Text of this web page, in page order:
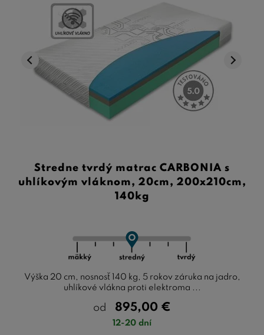
Stredne tvrdý matrac CARBONIA s
uhlíkovým vláknom, 20cm, 200x210cm,
140kg
Výška 20 cm, nosnosť 140 kg, 5 rokov záruka na jadro,
uhlíkové vlákna proti elektroma ...
od 895,00 €
12-20 dní